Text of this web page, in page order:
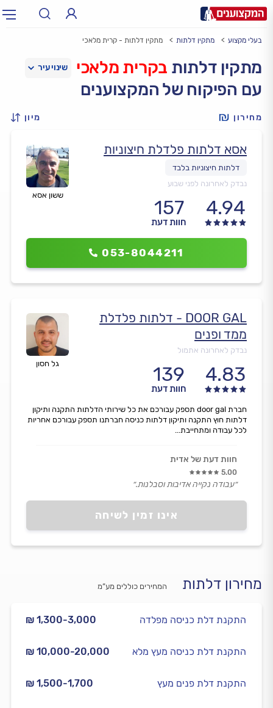
עירעיר: תל אביב, חיפה…
בעלי מקצוע מתקין דלתות מתקין דלתות - קרית מלאכי
מתקין דלתות בקרית מלאכי
עם הפיקוח של המקצוענים
מחירון מיון
ששון אסא
אסא דלתות פלדלת חיצוניות
נבדק לאחרונה לפני שבוע
4.94
157
חוות דעת
053-8044211
גל חסון
DOOR GAL - דלתות פלדלת
ממד ופנים
נבדק לאחרונה אתמול
4.83
139
חוות דעת
אינו זמין לשיחה
חברת door gal תספק עבורכם את כל שירותי הדלתות התקנה ותיקון
דלתות חוץ התקנה ותיקון דלתות כניסה חברתנו תספק עבורכם אחריות
לכל עבודה ומתחייבת...
חוות דעת של אדית
5.00
״עבודה נקייה אדיבות וסבלנות.״
מחירון דלתות המחירים כוללים מע”מ
₪ 1,300-3,000 התקנת דלת כניסה מפלדה
₪ 10,000-20,000 התקנת דלת כניסה מעץ מלא
₪ 1,500-1,700 התקנת דלת פנים מעץ